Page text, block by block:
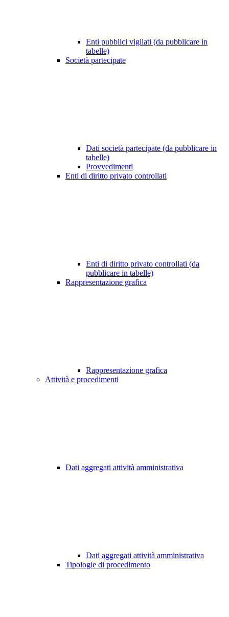
Enti pubblici vigilati (da pubblicare in
tabelle)
Società partecipate
Dati società partecipate (da pubblicare in
tabelle)
Provvedimenti
Enti di diritto privato controllati
Enti di diritto privato controllati (da
pubblicare in tabelle)
Rappresentazione grafica
Rappresentazione grafica
Attività e procedimenti
Dati aggregati attività amministrativa
Dati aggregati attività amministrativa
Tipologie di procedimento